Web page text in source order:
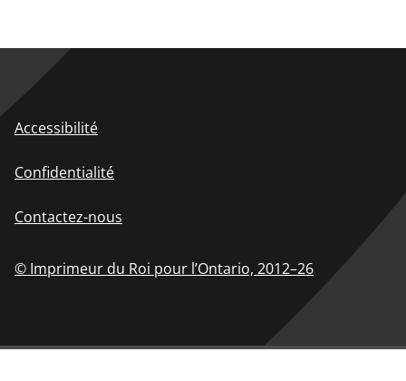
Accessibilité
Confidentialité
Contactez-nous
© Imprimeur du Roi pour l’Ontario, 2012–26